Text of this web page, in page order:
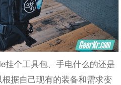
挂个工具包、手电什么的还是
据自己现有的装备和需求变